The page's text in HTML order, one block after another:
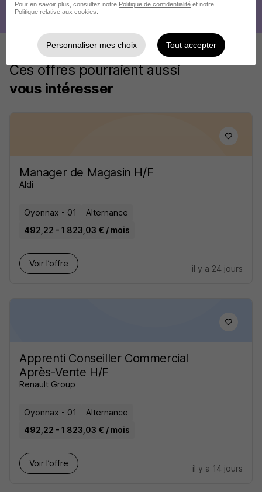
Ces offres pourraient aussi
vous intéresser
Manager de Magasin H/F
Aldi
Oyonnax - 01
Alternance
492,22 - 1 823,03 € / mois
Voir l’offre
il y a 24 jours
Apprenti Conseiller Commercial
Après-Vente H/F
Renault Group
Oyonnax - 01
Alternance
492,22 - 1 823,03 € / mois
Voir l’offre
il y a 14 jours
Pour en savoir plus, consultez notre Politique de confidentialité et notre
Politique relative aux cookies
Personnaliser mes choix Tout accepter